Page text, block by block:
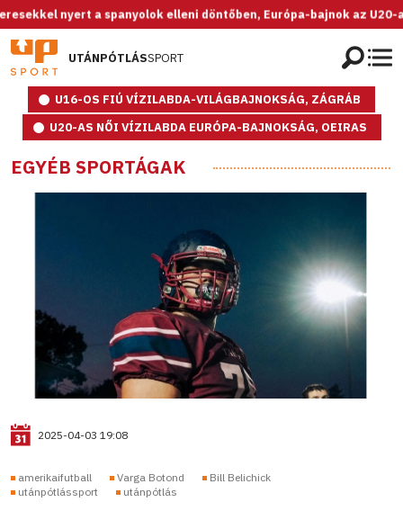
spanyolok elleni döntőben, Európa-bajnok az U20-as női
UTÁNPÓTLÁSSPORT
U16-OS FIÚ VÍZILABDA-VILÁGBAJNOKSÁG, ZÁGRÁB
U20-AS NŐI VÍZILABDA EURÓPA-BAJNOKSÁG, OEIRAS
EGYÉB SPORTÁGAK
2025-04-03 19:08
amerikaifutball Varga Botond
Bill Belichick
utánpótlássport
utánpótlás